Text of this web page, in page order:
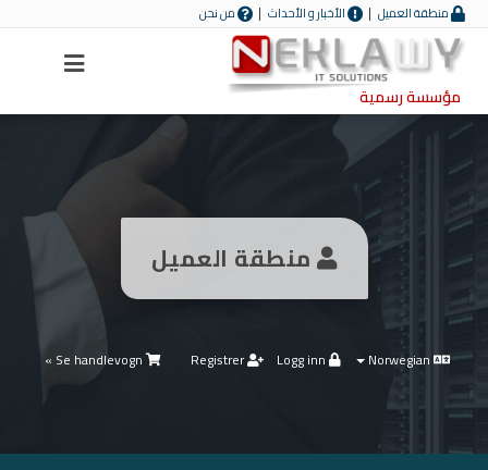
منطقة العميل الأخبار و الأحداث من نحن
مؤسسة رسمية
منطقة العميل
Registrer
Se handlevogn »